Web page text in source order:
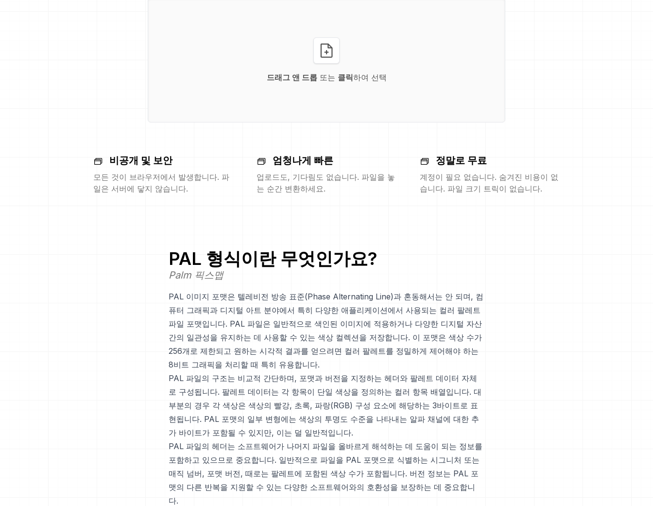
드래그 앤 드롭또는 클릭하여 선택
비공개 및 보안
모든 것이 브라우저에서 발생합니다. 파
일은 서버에 닿지 않습니다.
엄청나게 빠른
업로드도, 기다림도 없습니다. 파일을 놓
는 순간 변환하세요.
정말로 무료
계정이 필요 없습니다. 숨겨진 비용이 없
습니다. 파일 크기 트릭이 없습니다.
PAL 형식이란 무엇인가요?
Palm 픽스맵
PAL 이미지 포맷은 텔레비전 방송 표준(Phase Alternating Line)과 혼동해서는 안 되며, 컴
퓨터 그래픽과 디지털 아트 분야에서 특히 다양한 애플리케이션에서 사용되는 컬러 팔레트
파일 포맷입니다. PAL 파일은 일반적으로 색인된 이미지에 적용하거나 다양한 디지털 자산
간의 일관성을 유지하는 데 사용할 수 있는 색상 컬렉션을 저장합니다. 이 포맷은 색상 수가
256개로 제한되고 원하는 시각적 결과를 얻으려면 컬러 팔레트를 정밀하게 제어해야 하는
8비트 그래픽을 처리할 때 특히 유용합니다.
PAL 파일의 구조는 비교적 간단하며, 포맷과 버전을 지정하는 헤더와 팔레트 데이터 자체
로 구성됩니다. 팔레트 데이터는 각 항목이 단일 색상을 정의하는 컬러 항목 배열입니다. 대
부분의 경우 각 색상은 색상의 빨강, 초록, 파랑(RGB) 구성 요소에 해당하는 3바이트로 표
현됩니다. PAL 포맷의 일부 변형에는 색상의 투명도 수준을 나타내는 알파 채널에 대한 추
가 바이트가 포함될 수 있지만, 이는 덜 일반적입니다.
PAL 파일의 헤더는 소프트웨어가 나머지 파일을 올바르게 해석하는 데 도움이 되는 정보를
포함하고 있으므로 중요합니다. 일반적으로 파일을 PAL 포맷으로 식별하는 시그니처 또는
매직 넘버, 포맷 버전, 때로는 팔레트에 포함된 색상 수가 포함됩니다. 버전 정보는 PAL 포
맷의 다른 반복을 지원할 수 있는 다양한 소프트웨어와의 호환성을 보장하는 데 중요합니
다.